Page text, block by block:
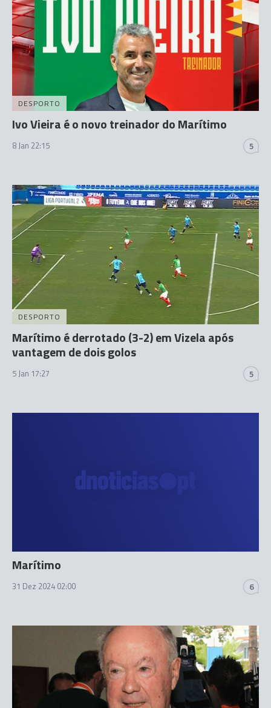
DESPORTO
Ivo Vieira é o novo treinador do Marítimo
8 Jan 22:15 5
DESPORTO
Marítimo é derrotado (3-2) em Vizela após
vantagem de dois golos
5 Jan 17:27 5
Marítimo
31 Dez 2024 02:00 6